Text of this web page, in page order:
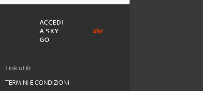
ACCEDI
A SKY
GO
Link utili:
TERMINI E CONDIZIONI